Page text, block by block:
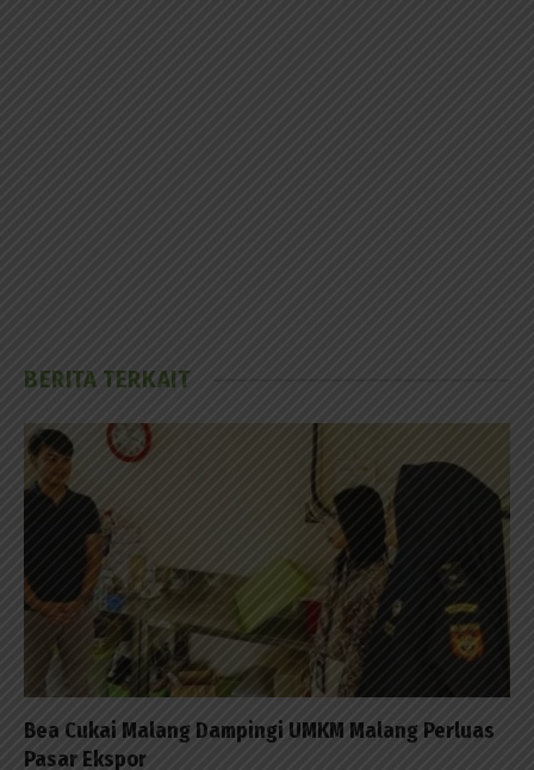
BERITA TERKAIT
Bea Cukai Malang Dampingi UMKM Malang Perluas
Pasar Ekspor